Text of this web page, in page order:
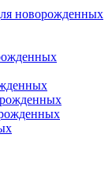
новорожденных